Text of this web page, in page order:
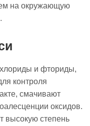
на окружающую
и фториды,
контроля
смачивают
оксидов.
высокую степень